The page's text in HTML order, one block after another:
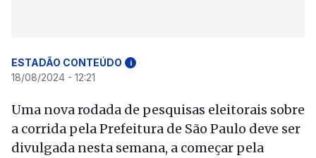
ESTADÃO CONTEÚDO i
18/08/2024 - 12:21
Uma nova rodada de pesquisas eleitorais sobre
a corrida pela Prefeitura de São Paulo deve ser
divulgada nesta semana, a começar pela